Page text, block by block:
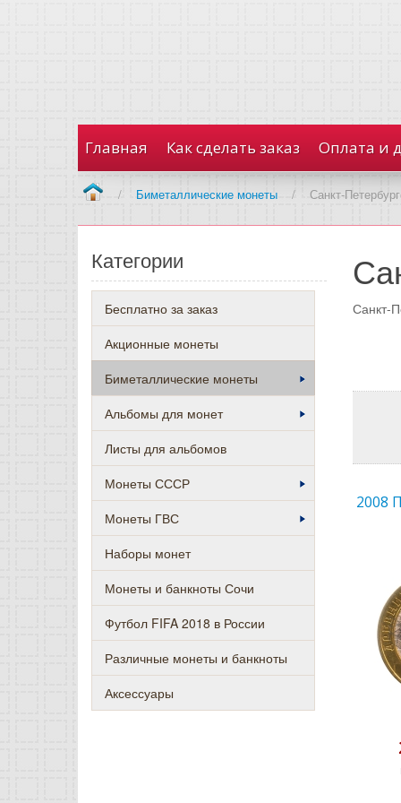
Главная Как сделать заказ Оплата и
/ Биметаллические монеты / Санкт-
Санкт-
2008
Категории
Бесплатно за заказ
Акционные монеты
Биметаллические монеты
Альбомы для монет
Листы для альбомов
Монеты СССР
Монеты ГВС
Наборы монет
Монеты и банкноты Сочи
Футбол FIFA 2018 в России
Различные монеты и банкноты
Аксессуары